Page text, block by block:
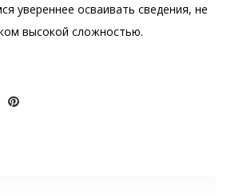
увереннее осваивать сведения, не
высокой сложностью.